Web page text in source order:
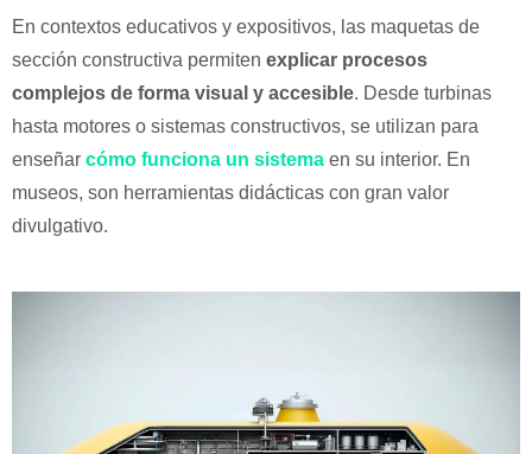
En contextos educativos y expositivos, las maquetas de
sección constructiva permiten explicar procesos
complejos de forma visual y accesible. Desde turbinas
hasta motores o sistemas constructivos, se utilizan para
enseñar cómo funciona un sistema en su interior. En
museos, son herramientas didácticas con gran valor
divulgativo.